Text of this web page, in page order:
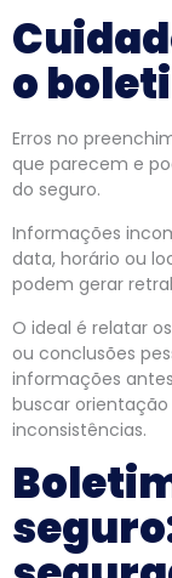
o
Erros no
que parecem e
do seguro.
Informações
data, horário ou
podem gerar
O ideal é relatar
ou conclusões
informações
buscar
inconsistências.